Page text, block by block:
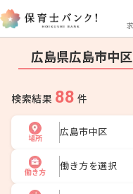
広島県広島市中
検索結果 88 件
場所
広島市中区
働き方
働き方を選択